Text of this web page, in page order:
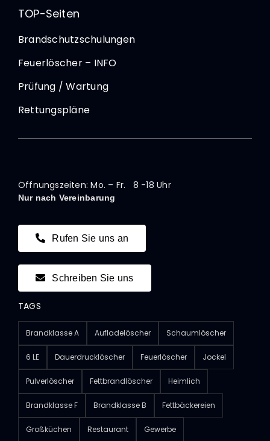
TOP-Seiten
Brandschutzschulungen
Feuerlöscher – INFO
Prüfung / Wartung
Rettungspläne
Öffnungszeiten: Mo. – Fr. 8 -18 Uhr
Nur nach Vereinbarung
Rufen Sie uns an
Schreiben Sie uns
TAGS
Brandklasse A Aufladelöscher Schaumlöscher
6 LE Dauerdrucklöscher Feuerlöscher Jockel
Pulverlöscher Fettbrandlöscher Heimlich
Brandklasse F Brandklasse B Fettbäckereien
Großküchen Restaurant Gewerbe